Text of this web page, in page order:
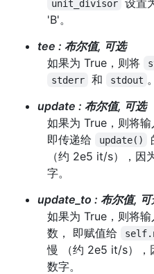
unit_divisor
'B'。
tee: 布尔值, 可选
如果为 True，则将
stderr 和 stdout 。
update: 布尔值, 可选
如果为 True，则将输
即传递给
update()
（约 2e5 it/s），因
字。
update_to: 布尔值, 可
如果为 True，则将
数， 即赋值给
慢 （约 2e5 it/s），
数字。